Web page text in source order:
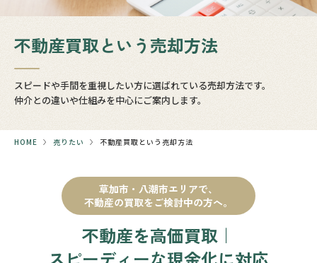
不動産買取という売却方法
スピードや手間を重視したい方に選ばれている売却方法です。
仲介との違いや仕組みを中心にご案内します。
HOME 売りたい 不動産買取という売却方法
草加市・八潮市エリアで、
不動産の買取をご検討中の方へ。
不動産を高価買取｜